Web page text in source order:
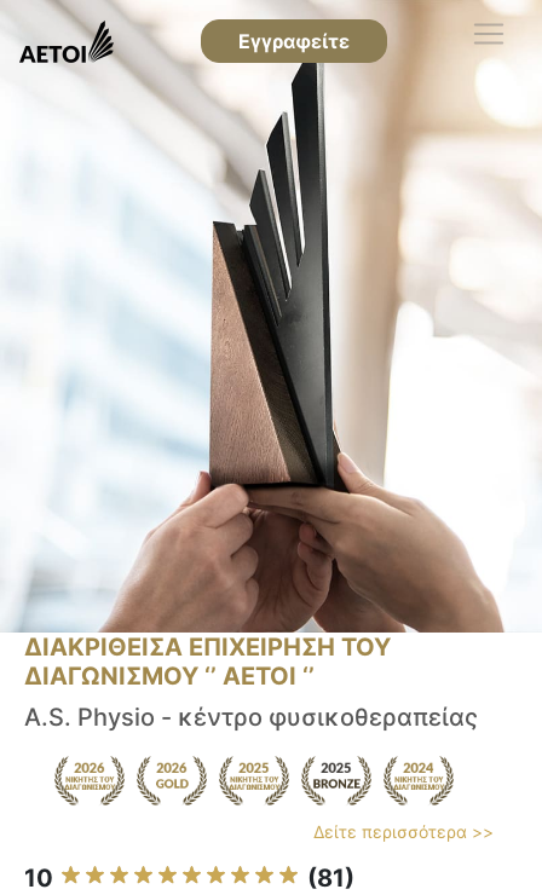
Εγγραφείτε
ΔΙΑΚΡΙΘΕΙΣΑ ΕΠΙΧΕΙΡΗΣΗ ΤΟΥ
ΔΙΑΓΩΝΙΣΜΟΥ ‘’ ΑΕΤΟΙ ‘’
A.S. Physio - κέντρο φυσικοθεραπείας
Δείτε περισσότερα >>
10 (81)